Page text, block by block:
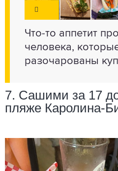
Что-то аппетит
человека,
разочарованы
7. Сашими за 17
пляже Каролина-